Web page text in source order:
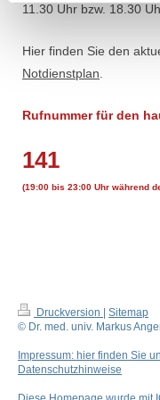
11.30 Uhr bzw. 18.30
Hier finden Sie den
Notdienstplan.
Rufnummer für den
141
(19:00 bis 23:00 Uhr während
Druckversion
Sitemap
© Dr. med. univ. Markus
Impressum: hier finden Sie
Datenschutzhinweise